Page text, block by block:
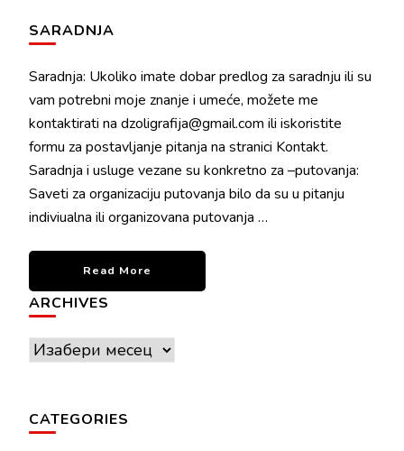
SARADNJA
Saradnja: Ukoliko imate dobar predlog za saradnju ili su
vam potrebni moje znanje i umeće, možete me
kontaktirati na dzoligrafija@gmail.com ili iskoristite
formu za postavljanje pitanja na stranici Kontakt.
Saradnja i usluge vezane su konkretno za –putovanja:
Saveti za organizaciju putovanja bilo da su u pitanju
indiviualna ili organizovana putovanja …
Read More
ARCHIVES
Archives
CATEGORIES